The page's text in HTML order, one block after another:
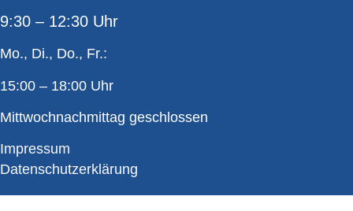
9:30 – 12:30 Uhr
Mo., Di., Do., Fr.:
15:00 – 18:00 Uhr
Mittwochnachmittag geschlossen
Impressum
Datenschutzerklärung